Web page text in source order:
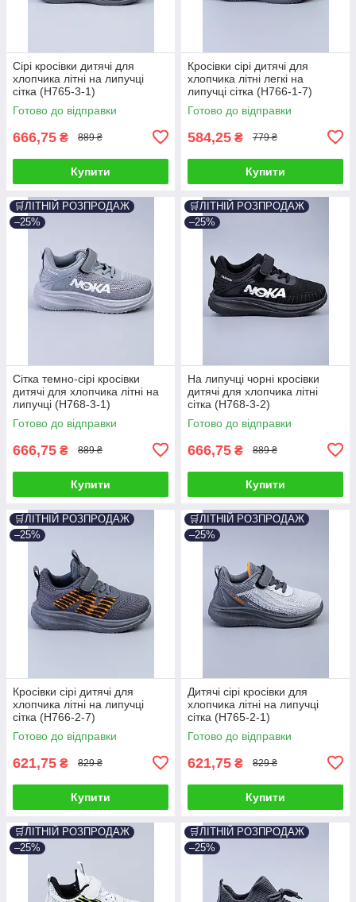
Сірі кросівки дитячі для
хлопчика літні на липучці
сітка (H765-3-1)
Готово до відправки
666,75 ₴ 889 ₴
Купити
Кросівки сірі дитячі для
хлопчика літні легкі на
липучці сітка (H766-1-7)
Готово до відправки
584,25 ₴ 779 ₴
Купити
🛒ЛІТНІЙ РОЗПРОДАЖ
–25%
Сітка темно-сірі кросівки
дитячі для хлопчика літні на
липучці (H768-3-1)
Готово до відправки
666,75 ₴ 889 ₴
Купити
🛒ЛІТНІЙ РОЗПРОДАЖ
–25%
На липучці чорні кросівки
дитячі для хлопчика літні
сітка (H768-3-2)
Готово до відправки
666,75 ₴ 889 ₴
Купити
🛒ЛІТНІЙ РОЗПРОДАЖ
–25%
Кросівки сірі дитячі для
хлопчика літні на липучці
сітка (H766-2-7)
Готово до відправки
621,75 ₴ 829 ₴
Купити
🛒ЛІТНІЙ РОЗПРОДАЖ
–25%
Дитячі сірі кросівки для
хлопчика літні на липучці
сітка (H765-2-1)
Готово до відправки
621,75 ₴ 829 ₴
Купити
🛒ЛІТНІЙ РОЗПРОДАЖ
–25%
🛒ЛІТНІЙ РОЗПРОДАЖ
–25%